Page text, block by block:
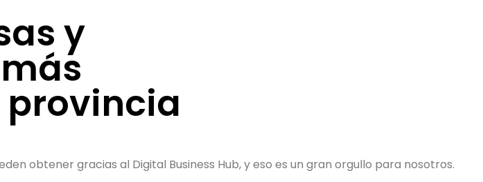
y
obtener gracias al Digital Business Hub, y eso es un gran orgullo para nosotros.